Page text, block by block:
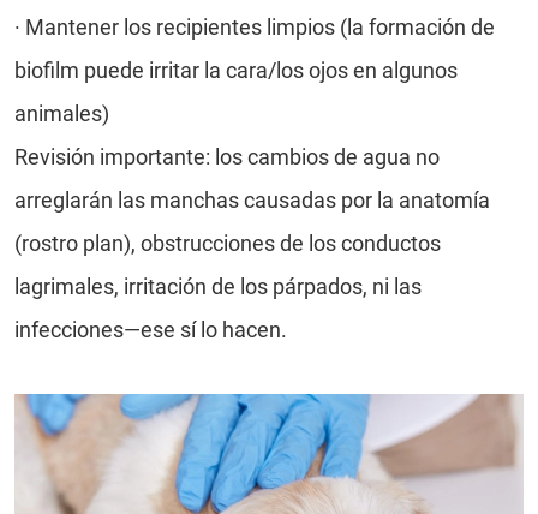
· Mantener los recipientes limpios (la formación de
biofilm puede irritar la cara/los ojos en algunos
animales)
Revisión importante: los cambios de agua no
arreglarán las manchas causadas por la anatomía
(rostro plan), obstrucciones de los conductos
lagrimales, irritación de los párpados, ni las
infecciones—ese sí lo hacen.